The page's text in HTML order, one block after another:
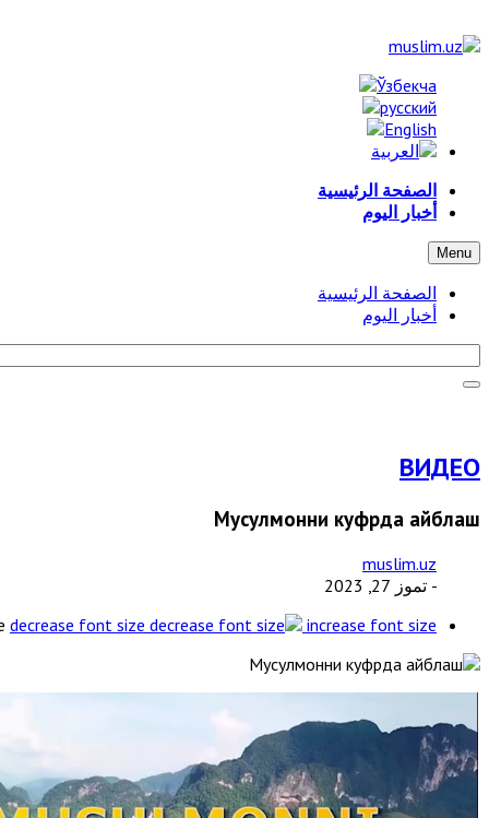
الصفحة الرئيسية
أخبار اليوم
Menu
الصفحة الرئيسية
أخبار اليوم
ВИДЕО
Мусулмонни куфрда айблаш
muslim.uz
- تموز 27, 2023
decrease font size increase font size